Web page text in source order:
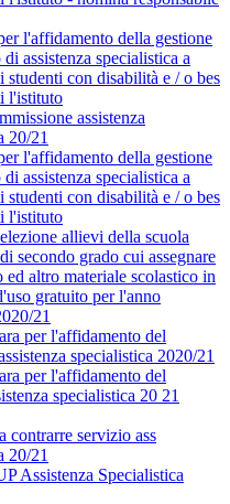
l'affidamento della gestione
assistenza specialistica a
studenti con disabilità e / o bes
l'istituto
assistenza
20/21
l'affidamento della gestione
assistenza specialistica a
studenti con disabilità e / o bes
l'istituto
allievi della scuola
secondo grado cui assegnare
ed altro materiale scolastico in
gratuito per l'anno
21
per l'affidamento del
specialistica 2020/21
per l'affidamento del
specialistica 20 21
contrarre servizio ass
20/21
Assistenza Specialistica